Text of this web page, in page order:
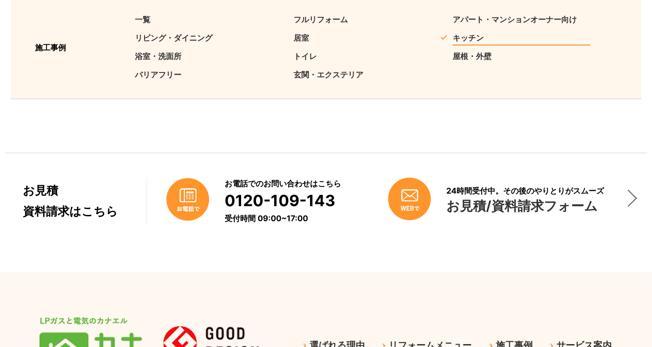
施工事例
一覧 フルリフォーム
アパート・マンションオーナー向け
リビング・ダイニング
居室
キッチン
浴室・洗面所
トイレ
屋根・外壁
バリアフリー
玄関・エクステリア
お見積
資料請求はこちら
お電話でのお問い合わせはこちら
0120-109-143
受付時間 09:00~17:00
24時間受付中。その後のやりとりがスムーズ
お見積/資料請求フォーム